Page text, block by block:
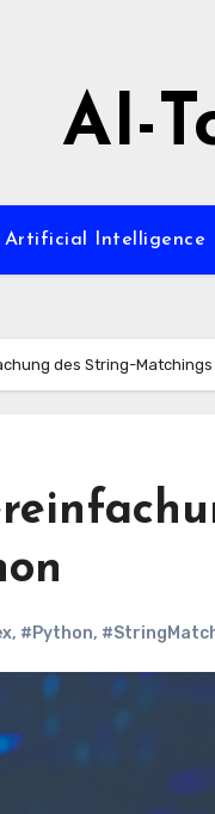
AI-
Artificial Intelligence
des String-
, #Python,